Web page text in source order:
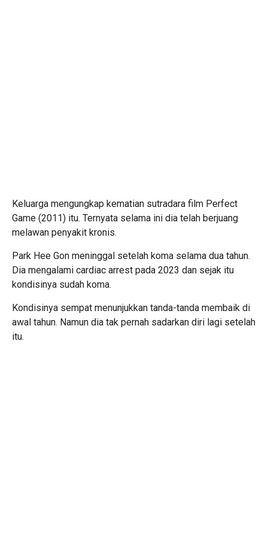
Keluarga mengungkap kematian sutradara film Perfect
Game (2011) itu. Ternyata selama ini dia telah berjuang
melawan penyakit kronis.
Park Hee Gon meninggal setelah koma selama dua tahun.
Dia mengalami cardiac arrest pada 2023 dan sejak itu
kondisinya sudah koma.
Kondisinya sempat menunjukkan tanda-tanda membaik di
awal tahun. Namun dia tak pernah sadarkan diri lagi setelah
itu.